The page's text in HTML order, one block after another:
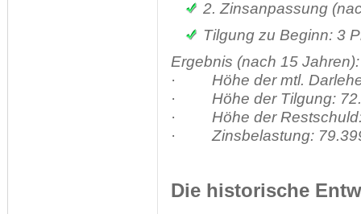
2. Zinsanpassung
Tilgung zu Beginn: 3
Ergebnis (nach 15 Jahren):
· Höhe der mtl.
· Höhe der Tilgung:
· Höhe der
· Zinsbelastung:
Die historische